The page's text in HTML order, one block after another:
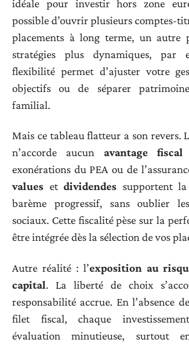
idéale pour investir hors zone
possible d’ouvrir plusieurs comptes-
placements à long terme, un autre
stratégies plus dynamiques, par
flexibilité permet d’ajuster votre
objectifs ou de séparer
familial.
Mais ce tableau flatteur a son revers.
n’accorde aucun avantage fiscal
exonérations du PEA ou de
values et dividendes supportent
barème progressif, sans oublier
sociaux. Cette fiscalité pèse sur la
être intégrée dès la sélection de vos
Autre réalité : l’exposition au
capital. La liberté de choix
responsabilité accrue. En l’absence
filet fiscal, chaque
évaluation minutieuse, surtout